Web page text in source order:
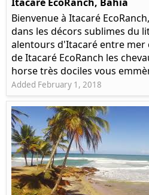
Bienvenue à Itacaré
dans les décors sublimes du
alentours d'Itacaré entre
de Itacaré EcoRanch les
horse très dociles vous
Added February 1, 2018